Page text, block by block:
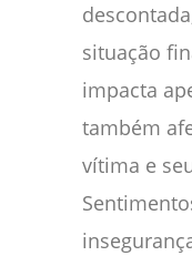
situação
impacta
também
vítima e